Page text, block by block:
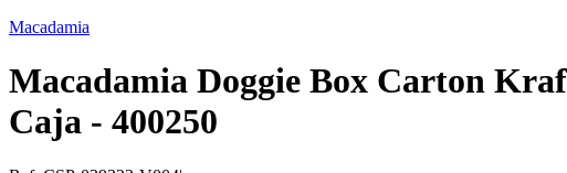
Macadamia
Macadamia Doggie Box Carton
Caja - 400250